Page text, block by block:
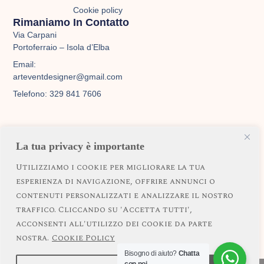
La tua privacy è importante
Utilizziamo i cookie per migliorare la tua
esperienza di navigazione, offrire annunci o
contenuti personalizzati e analizzare il nostro
traffico. Cliccando su 'Accetta tutti',
acconsenti all'utilizzo dei cookie da parte
nostra. Cookie Policy
r
a
m
o
k
Rimaniamo In Contatto
Via Carpani
Portoferraio – Isola d’Elba
Email:
arteventdesigner@gmail.com
Telefono: 329 841 7606
Matrimoni
Eventi privati
Eventi aziendali
Servizi personalizzati
Cookie policy
Bisogno di aiuto? Chatta